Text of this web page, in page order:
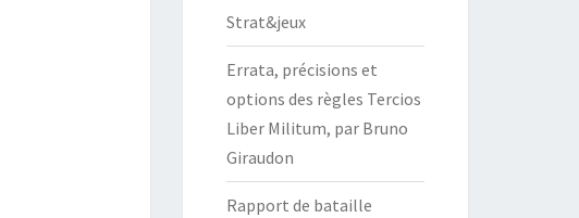
Strat&jeux
Errata, précisions et
options des règles Tercios
Liber Militum, par Bruno
Giraudon
Rapport de bataille